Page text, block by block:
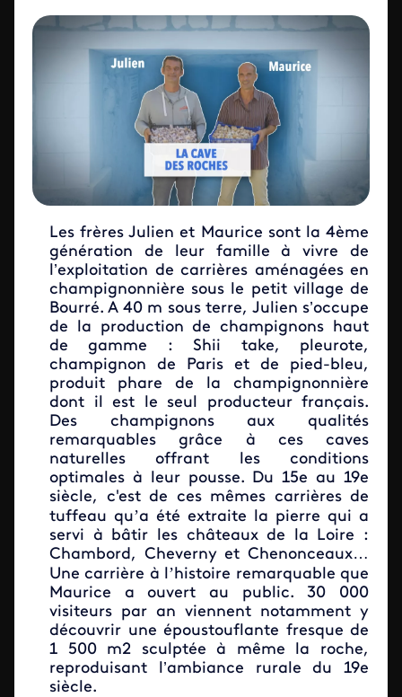
Les frères Julien et Maurice sont la 4ème
génération de leur famille à vivre de
l’exploitation de carrières aménagées en
champignonnière sous le petit village de
Bourré. A 40 m sous terre, Julien s’occupe
de la production de champignons haut
de gamme : Shii take, pleurote,
champignon de Paris et de pied-bleu,
produit phare de la champignonnière
dont il est le seul producteur français.
Des champignons aux qualités
remarquables grâce à ces caves
naturelles offrant les conditions
optimales à leur pousse. Du 15e au 19e
siècle, c'est de ces mêmes carrières de
tuffeau qu’a été extraite la pierre qui a
servi à bâtir les châteaux de la Loire :
Chambord, Cheverny et Chenonceaux…
Une carrière à l ’ histoire remarquable que
Maurice a ouvert au public. 30 000
visiteurs par an viennent notamment y
découvrir une époustouflante fresque de
1 500 m2 sculptée à même la roche,
reproduisant l’ambiance rurale du 19e
siècle.